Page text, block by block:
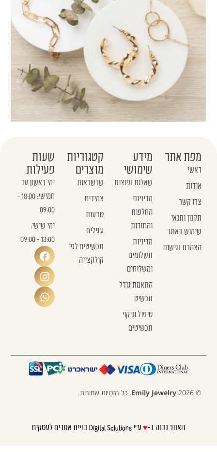
מפת אתר
ראשי
אודות
צרו קשר
תקנון ותנאי
שימוש באתר
הצהרת נגישות
מידע
שימושי
שאלות נפוצות
מדיניות
החלפות
והחזרות
מדיניות
תשלומים
ומשלוחים
התאמת גודל
תכשיט
טיפול וניקוי
תכשיטים
קטגוריות
מוצרים
שרשראות
צמידים
טבעות
עגילים
תכשיטים לפי
קולקצייה
שעות
פעילות
ימי ראשון עד
חמישי: 18:00 -
09:00
ימי שישי:
13:00 - 09:00
© 2026
Emily Jewelry. כל הזכויות שמורות.
האתר נבנה ב-♥ע"י Digital Solutions בניית אתרים לעסקים